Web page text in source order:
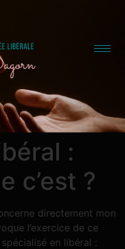
:
c’est ?
directement mon
l’exercice de ce
en libéral :